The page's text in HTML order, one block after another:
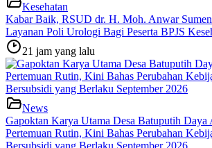
Kesehatan
Kabar Baik, RSUD dr. H. Moh. Anwar
Layanan Poli Urologi Bagi Peserta BPJS
21 jam yang lalu
News
Gapoktan Karya Utama Desa Batuputih
Pertemuan Rutin, Kini Bahas Perubahan